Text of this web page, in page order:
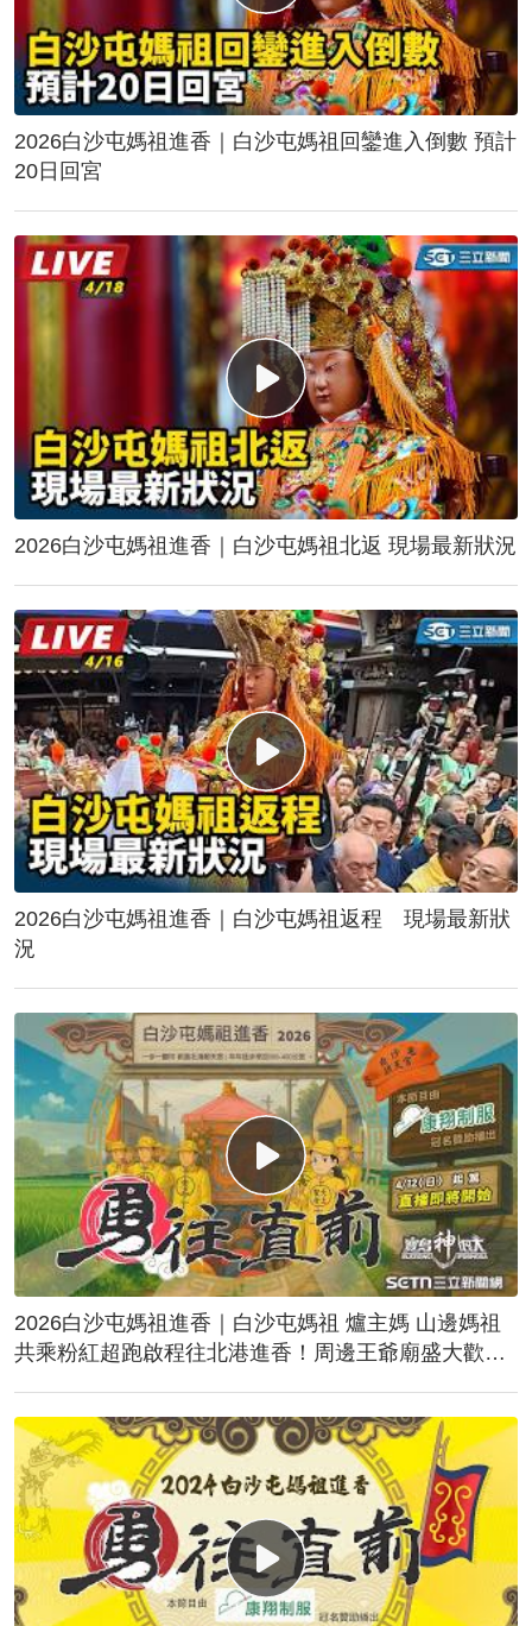
2026白沙屯媽祖進香｜白沙屯媽祖回鑾進入倒數 預計
20日回宮
2026白沙屯媽祖進香｜白沙屯媽祖北返 現場最新狀況
2026白沙屯媽祖進香｜白沙屯媽祖返程 現場最新狀
況
2026白沙屯媽祖進香｜白沙屯媽祖 爐主媽 山邊媽祖
共乘粉紅超跑啟程往北港進香！周邊王爺廟盛大歡